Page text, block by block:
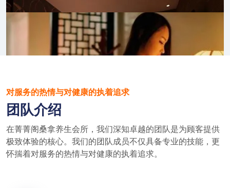
对服务的热情与对健康的执着追求
团队介绍
在菁菁阁桑拿养生会所，我们深知卓越的团队是为顾客提供
极致体验的核心。我们的团队成员不仅具备专业的技能，更
怀揣着对服务的热情与对健康的执着追求。